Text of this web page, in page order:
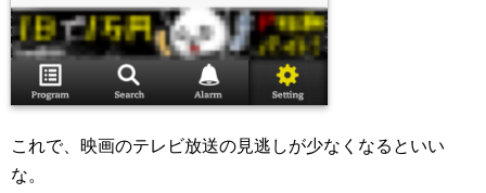
これで、映画のテレビ放送の見逃しが少なくなるといい
な。